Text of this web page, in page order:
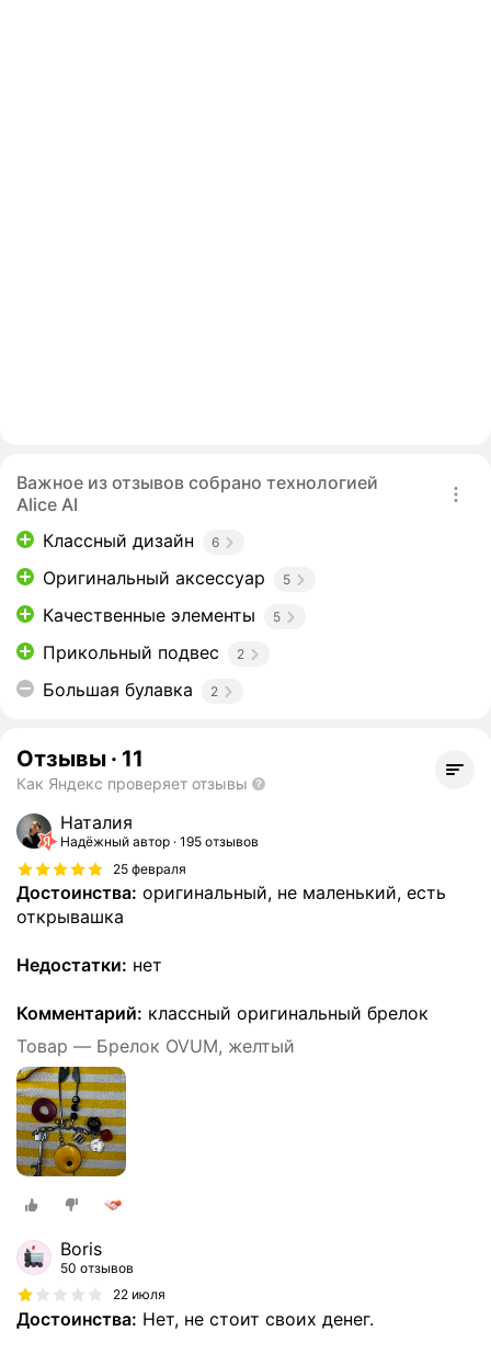
Важное из отзывов собрано технологией
Alice AI
Классный дизайн
6
Оригинальный аксессуар 5
Качественные элементы 5
Прикольный подвес 2
Большая булавка 2
Отзывы · 11
Как Яндекс проверяет отзывы
Наталия
Надёжный автор 195 отзывов
25 февраля
Достоинства: оригинальный, не маленький, есть
открывашка
Недостатки: нет
Комментарий: классный оригинальный брелок
Товар — Брелок OVUM, желтый
Boris
50 отзывов
22 июля
Достоинства: Нет, не стоит своих денег.